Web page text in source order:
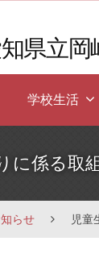
県立岡
学校生活
に係る取
らせ 児童